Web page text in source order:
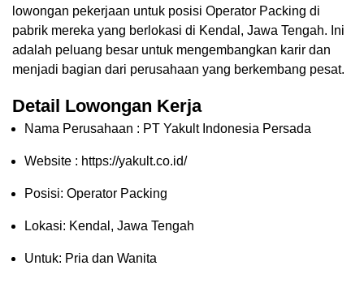
lowongan pekerjaan untuk posisi Operator Packing di
pabrik mereka yang berlokasi di Kendal, Jawa Tengah. Ini
adalah peluang besar untuk mengembangkan karir dan
menjadi bagian dari perusahaan yang berkembang pesat.
Detail Lowongan Kerja
Nama Perusahaan : PT Yakult Indonesia Persada
Website : https://yakult.co.id/
Posisi: Operator Packing
Lokasi: Kendal, Jawa Tengah
Untuk: Pria dan Wanita